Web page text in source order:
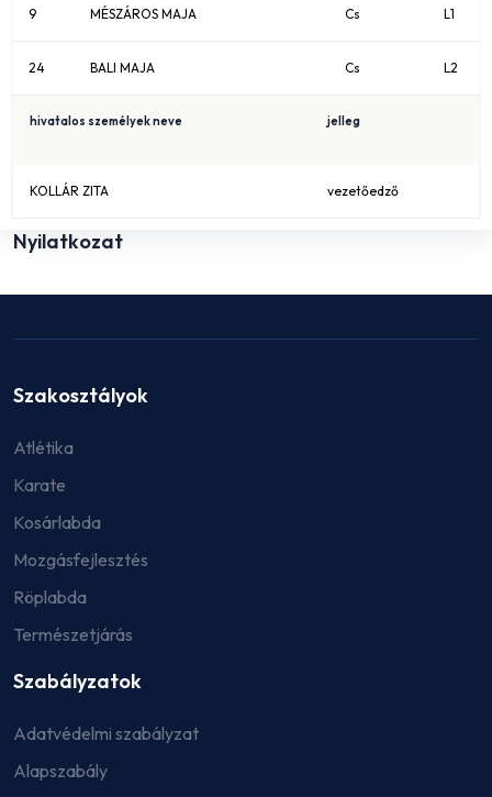
9 MÉSZÁROS MAJA Cs L1
24 BALI MAJA Cs L2
hivatalos személyek neve jelleg
KOLLÁR ZITA vezetőedző
Nyilatkozat
Szakosztályok
Atlétika
Karate
Kosárlabda
Mozgásfejlesztés
Röplabda
Természetjárás
Szabályzatok
Adatvédelmi szabályzat
Alapszabály